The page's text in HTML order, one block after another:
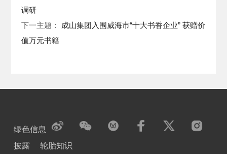
调研
下一主题： 成山集团入围威海市“十大书香企业” 获赠价
值万元书籍
绿色信息
披露
轮胎知识